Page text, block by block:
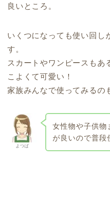
良いところ。
いくつになっても使い回し
す。
スカートやワンピースもあ
こよくて可愛い！
家族みんなで使ってみるの
よつば
女性物や子供物
が良いので普段